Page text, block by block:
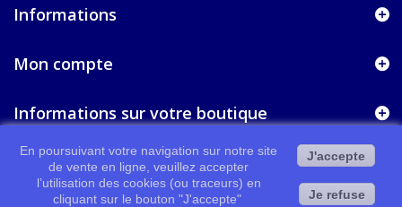
Informations
Mon compte
Informations sur votre boutique
En poursuivant votre navigation sur notre site
de vente en ligne, veuillez accepter
l’utilisation des cookies (ou traceurs) en
cliquant sur le bouton "J'accepte"
J'accepte
Je refuse